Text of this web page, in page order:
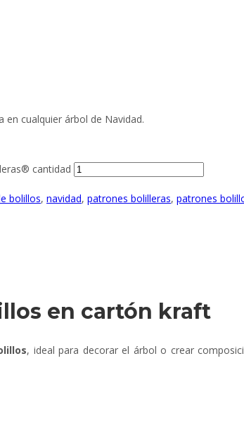
cualquier árbol de Navidad.
cantidad
bolillos, navidad, patrones bolilleras, patrones
en cartón kraft
, ideal para decorar el árbol o crear